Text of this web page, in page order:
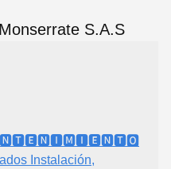
Instalación,